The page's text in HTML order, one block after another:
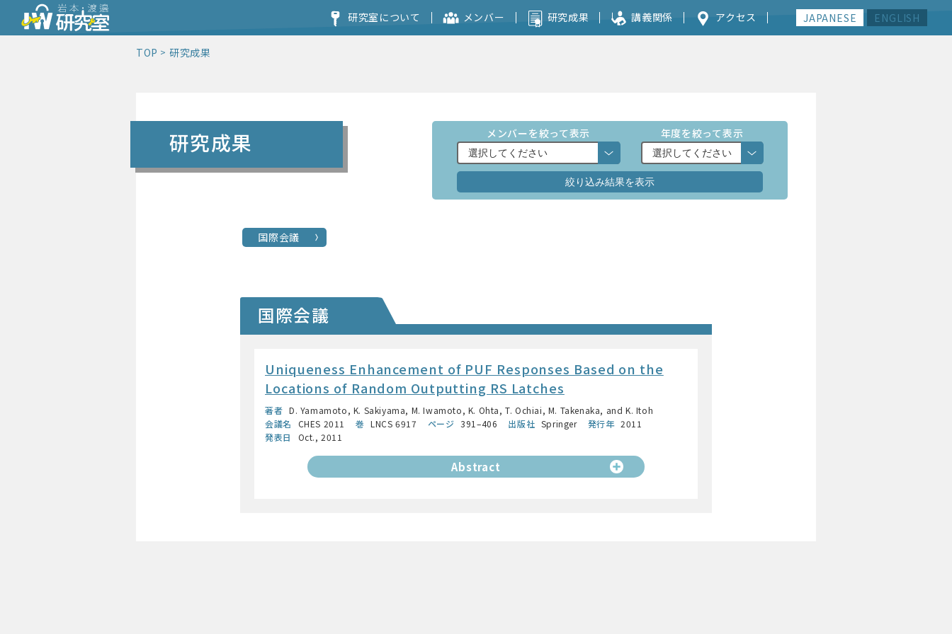
研究室について メンバー 研究成果 講義関係 アクセス JAPANESE ENGLISH
TOP 研究成果
研究成果 メンバーを絞って表示 年度を絞って表示
国際会議
国際会議
Uniqueness Enhancement of PUF Responses Based on the
Locations of Random Outputting RS Latches
著者 D. Yamamoto, K. Sakiyama, M. Iwamoto, K. Ohta, T. Ochiai, M. Takenaka, and K. Itoh
会議名
CHES 2011 巻 LNCS 6917 ページ 391–406 出版社 Springer 発行年 2011
発表日
Oct., 2011
Abstract